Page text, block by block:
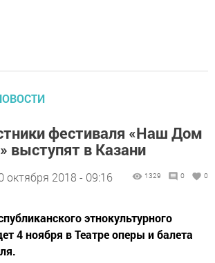
фестиваля «Наш Дом
выступят в Казани
октября 2018 - 09:16 1329 0 0
этнокультурного
4 ноября в Театре оперы и балета